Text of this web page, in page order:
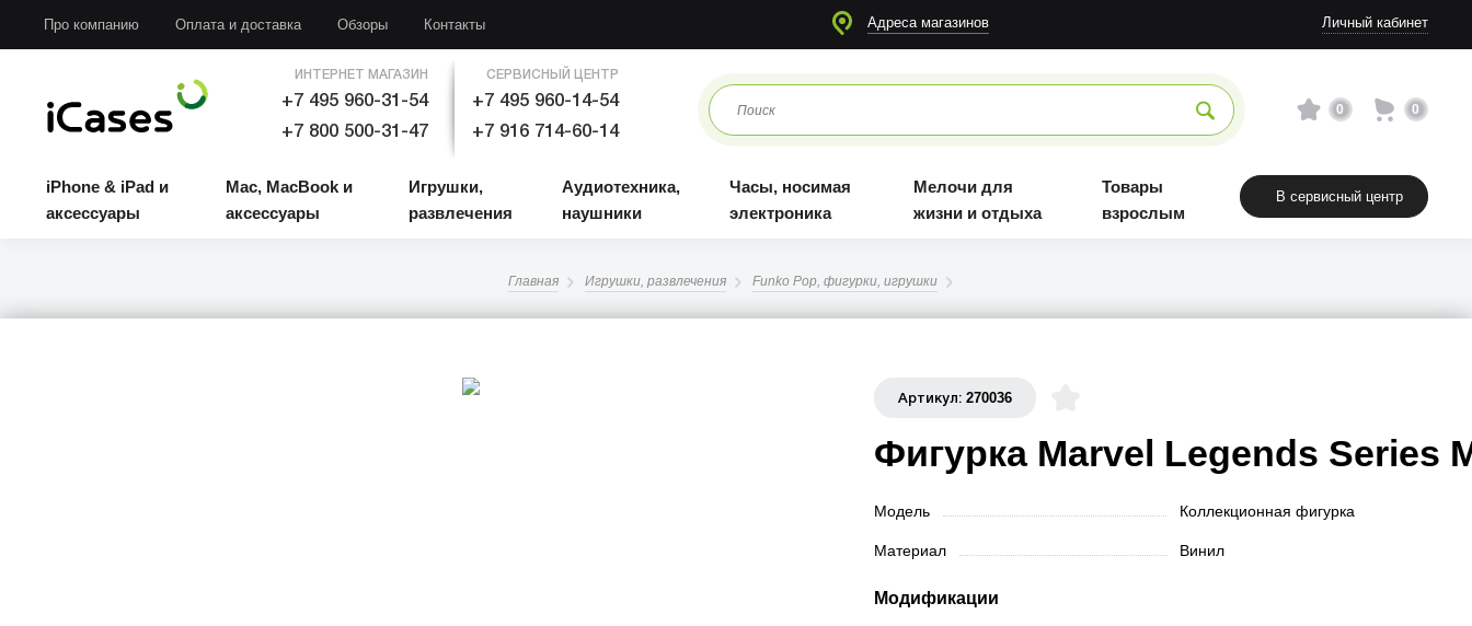
Про компанию Оплата и доставка Обзоры Контакты Адреса магазинов Личный кабинет
ИНТЕРНЕТ МАГАЗИН
+7 495 960-31-54
+7 800 500-31-47
СЕРВИСНЫЙ ЦЕНТР
+7 495 960-14-54
+7 916 714-60-14
0 0
iPhone & iPad и
аксессуары
Mac, MacBook и
аксессуары
Игрушки,
развлечения
Аудиотехника,
наушники
Часы, носимая
электроника
Мелочи для
жизни и отдыха
Товары
взрослым
В сервисный центр
Главная Игрушки, развлечения Funko Pop, фигурки, игрушки
Артикул:270036
Фигурка Marvel Legends Series
Модель Коллекционная фигурка
Материал Винил
Модификации